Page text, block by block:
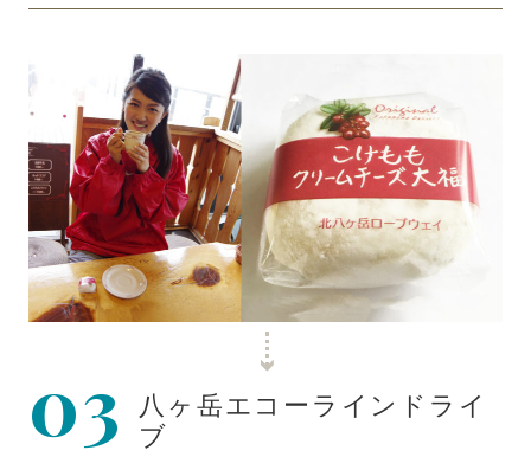
03
八ヶ岳エコーラインドライ
ブ